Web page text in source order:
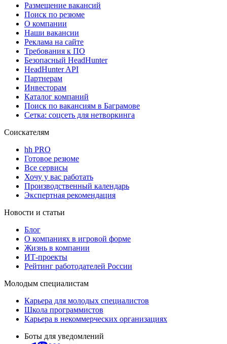
Размещение вакансий
Поиск по резюме
О компании
Наши вакансии
Реклама на сайте
Требования к ПО
Безопасный HeadHunter
HeadHunter API
Партнерам
Инвесторам
Каталог компаний
Поиск по вакансиям в Баграмове
Сетка: соцсеть для нетворкинга
Соискателям
hh PRO
Готовое резюме
Все сервисы
Хочу у вас работать
Производственный календарь
Экспертная рекомендация
Новости и статьи
Блог
О компаниях в игровой форме
Жизнь в компании
ИТ-проекты
Рейтинг работодателей России
Молодым специалистам
Карьера для молодых специалистов
Школа программистов
Карьера в некоммерческих организациях
Боты для уведомлений